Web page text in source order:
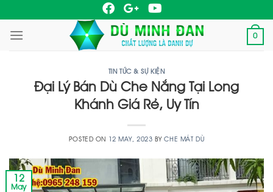
to
content
0
TIN TỨC & SỰ KIỆN
Đại Lý Bán Dù Che Nắng Tại Long
Khánh Giá Rẻ, Uy Tín
POSTED ON 12 MAY, 2023 BYCHE MÁT DÙ
12
May